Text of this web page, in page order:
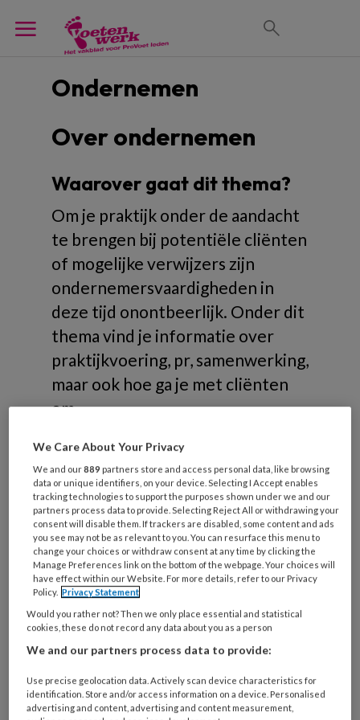
Ondernemen
Over ondernemen
Waarover gaat dit thema?
Om je praktijk onder de aandacht
te brengen bij potentiële cliënten
of mogelijke verwijzers zijn
ondernemersvaardigheden in
deze tijd onontbeerlijk. Onder dit
thema vind je informatie over
praktijkvoering, pr, samenwerking,
maar ook hoe ga je met cliënten
om.
Verdieping
Branche
Omgaan met cliënten
Praktijkvoering
Samenwerking
Wet- en regelgeving
We Care About Your Privacy
We and our889 partners store and access personal data, like browsing
data or unique identifiers, on your device. Selecting I Accept enables
tracking technologies to support the purposes shown under we and our
partners process data to provide. Selecting Reject All or withdrawing your
consent will disable them. If trackers are disabled, some content and ads
you see may not be as relevant to you. You can resurface this menu to
change your choices or withdraw consent at any time by clicking the
Manage Preferences link on the bottom of the webpage. Your choices will
have effect within our Website. For more details, refer to our Privacy
Policy. Privacy Statement
Would you rather not? Then we only place essential and statistical
cookies, these do not record any data about you as a person
We and our partners process data to provide:
Use precise geolocation data. Actively scan device characteristics for
identification. Store and/or access information on a device. Personalised
advertising and content, advertising and content measurement,